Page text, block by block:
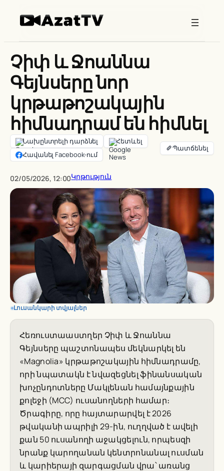
Չիփ և Ջոաննա
Գեյնսերը նոր
կրթաթոշակային
հիմնադրամ են հիմնել
Նախընտրելի դարձնել
Հետևել
Հավանել Facebook-ում
02/05/2026, 12:00Կրթություն
Լուսանկարի տվյալներ
Հեռուստաաստղեր Չիփ և Ջոաննա
Գեյնսերը պաշտոնապես մեկնարկել են
«Magnolia» կրթաթոշակային հիմնադրամը,
որի նպատակն է նվազեցնել ֆինանսական
խոչընդոտները Մակլենան համայնքային
քոլեջի (MCC) ուսանողների համար։
Ծրագիրը, որը հայտարարվել է 2026
թվականի ապրիլի 29-ին, ուղղված է ավելի
քան 50 ուսանողի աջակցելուն, որպեսզի
նրանք կարողանան կենտրոնանալ ուսման
և կարիերայի զարգացման վրա՝ առանց